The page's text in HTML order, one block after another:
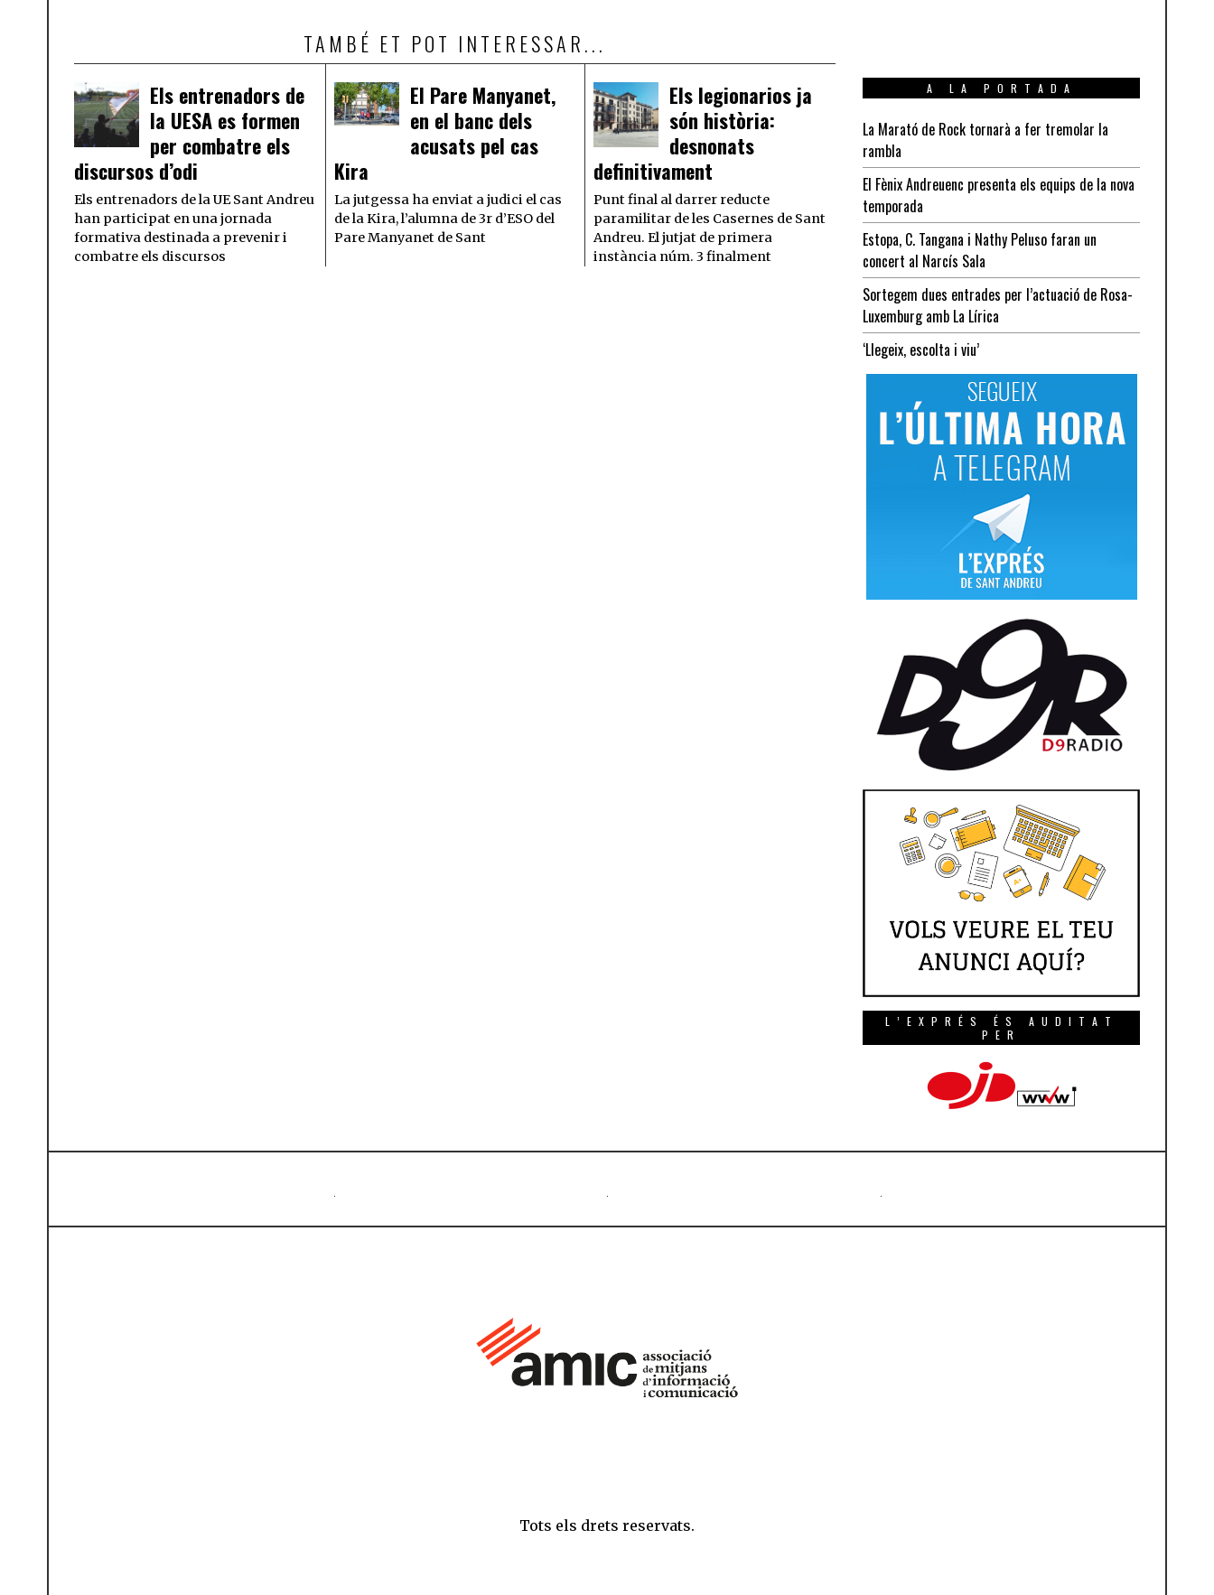
TAMBÉ ET POT INTERESSAR...
Els entrenadors de
la UESA es formen
per combatre els
discursos d’odi
Els entrenadors de la UE Sant Andreu
han participat en una jornada
formativa destinada a prevenir i
combatre els discursos
El Pare Manyanet,
en el banc dels
acusats pel cas
Kira
La jutgessa ha enviat a judici el cas
de la Kira, l’alumna de 3r d’ESO del
Pare Manyanet de Sant
Els legionarios ja
són història:
desnonats
definitivament
Punt final al darrer reducte
paramilitar de les Casernes de Sant
Andreu. El jutjat de primera
instància núm. 3 finalment
A LA PORTADA
La Marató de Rock tornarà a fer tremolar la
rambla
El Fènix Andreuenc presenta els equips de la nova
temporada
Estopa, C. Tangana i Nathy Peluso faran un
concert al Narcís Sala
Sortegem dues entrades per l’actuació de Rosa-
Luxemburg amb La Lírica
‘Llegeix, escolta i viu’
L’EXPRÉS ÉS AUDITAT
PER
Tots els drets reservats.